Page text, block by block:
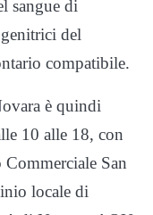
sangue di
del
compatibile.
è quindi
10 alle 18, con
San
locale di